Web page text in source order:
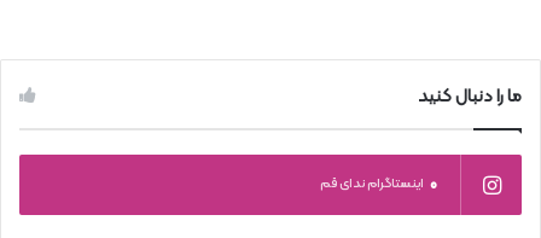
ما را دنبال کنید
0 اینستاگرام ندای قم